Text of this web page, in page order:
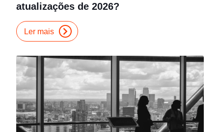
atualizações de 2026?
Ler mais